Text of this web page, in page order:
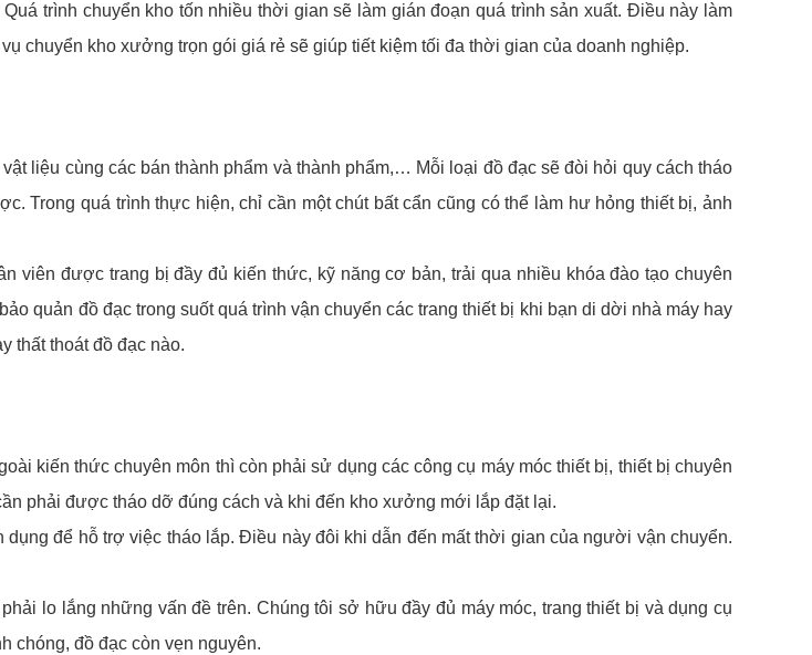
trình chuyển kho tốn nhiều thời gian sẽ làm gián đoạn quá trình sản xuất. Điều này làm
chuyển kho xưởng trọn gói giá rẻ sẽ giúp tiết kiệm tối đa thời gian của doanh nghiệp.
liệu cùng các bán thành phẩm và thành phẩm,… Mỗi loại đồ đạc sẽ đòi hỏi quy cách tháo
Trong quá trình thực hiện, chỉ cần một chút bất cẩn cũng có thể làm hư hỏng thiết bị, ảnh
viên được trang bị đầy đủ kiến thức, kỹ năng cơ bản, trải qua nhiều khóa đào tạo chuyên
quản đồ đạc trong suốt quá trình vận chuyển các trang thiết bị khi bạn di dời nhà máy hay
thất thoát đồ đạc nào.
kiến thức chuyên môn thì còn phải sử dụng các công cụ máy móc thiết bị, thiết bị chuyên
phải được tháo dỡ đúng cách và khi đến kho xưởng mới lắp đặt lại.
để hỗ trợ việc tháo lắp. Điều này đôi khi dẫn đến mất thời gian của người vận chuyển.
lo lắng những vấn đề trên. Chúng tôi sở hữu đầy đủ máy móc, trang thiết bị và dụng cụ
chóng, đồ đạc còn vẹn nguyên.